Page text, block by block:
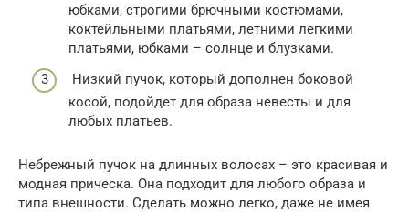
юбками, строгими брючными костюмами,
коктейльными платьями, летними легкими
платьями, юбками – солнце и блузками.
Низкий пучок, который дополнен боковой
косой, подойдет для образа невесты и для
любых платьев.
Небрежный пучок на длинных волосах – это красивая и
модная прическа. Она подходит для любого образа и
типа внешности. Сделать можно легко, даже не имея